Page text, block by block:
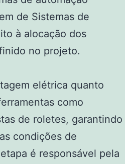
de Sistemas de
à alocação dos
no projeto.
elétrica quanto
como
de roletes, garantindo
condições de
é responsável pela